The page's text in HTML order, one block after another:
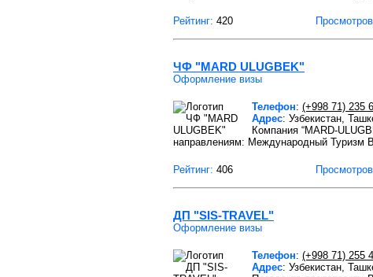
Рейтинг: 420 Просмотров
ЧФ "MARD ULUGBEK"
Оформление визы
Телефон: (+998 71) 235
Адрес: Узбекистан,
Компания “MARD-
направлениям: Международный Туризм
Рейтинг: 406 Просмотров
ДП "SIS-TRAVEL"
Оформление визы
Телефон: (+998 71) 255
Адрес: Узбекистан,